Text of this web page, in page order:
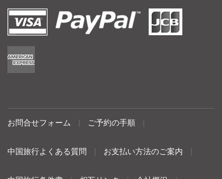
お問合せフォーム ご予約の手順
中国旅行よくある質問 お支払い方法のご案内